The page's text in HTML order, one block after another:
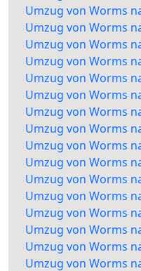
Umzug von Worms
Umzug von Worms
Umzug von Worms
Umzug von Worms
Umzug von Worms
Umzug von Worms
Umzug von Worms
Umzug von Worms
Umzug von Worms
Umzug von Worms
Umzug von Worms
Umzug von Worms
Umzug von Worms
Umzug von Worms
Umzug von Worms
Umzug von Worms